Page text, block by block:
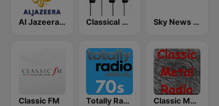
Al Jazeera Arabic (قناة الجزيرة) Classical Horizon Radio (International) Sky News Radio
Classic FM Totally Radio 70s Classic Metal Radio